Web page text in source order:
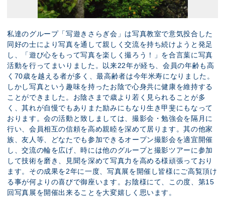
私達のグループ「写遊きさらぎ会」は写真教室で意気投合した
同好の士により写真を通して親しく交流を持ち続けようと発足
し、「遊び心をもって写真を楽しく撮ろう！」を合言葉に写真
活動を行ってまいりました。以来22年が経ち、会員の年齢も高
く70歳を越える者が多く、最高齢者は今年米寿になりました。
しかし写真という趣味を持ったお陰で心身共に健康を維持する
ことができました。お陰さまで歳より若く見られることが多
く、其れが自慢でもありまた励みにもなり生き甲斐にもなって
おります。会の活動と致しましては、撮影会・勉強会を隔月に
行い、会員相互の信頼を高め親睦を深めて居ります。其の他家
族、友人等、どなたでも参加できるオープン撮影会を適宜開催
し、交流の輪を広げ、時には他のグループと撮影ツアーに参加
して技術を磨き、見聞を深めて写真力を高める様頑張っており
ます。その成果を2年に一度、写真展を開催し皆様にご高覧頂け
る事が何よりの喜びで御座います。お陰様にて、この度、第15
回写真展を開催出来ることを大変嬉しく思います。